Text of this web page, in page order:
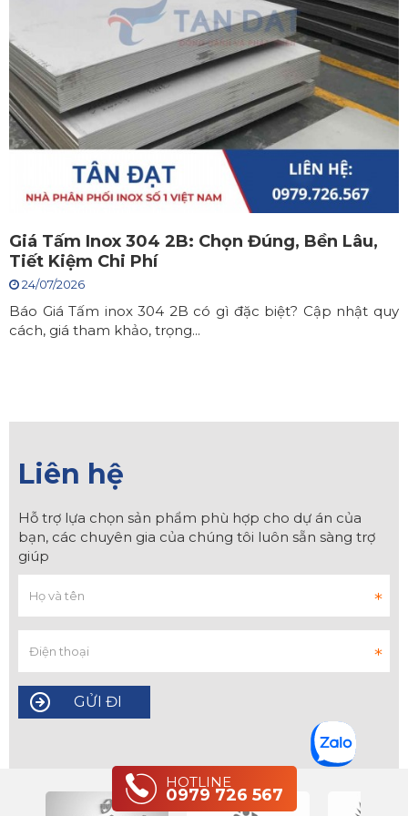
HOTLINE
0979 726 567
Giá Tấm Inox 304 2B: Chọn Đúng, Bền Lâu,
Tiết Kiệm Chi Phí
24/07/2026
Báo Giá Tấm inox 304 2B có gì đặc biệt? Cập nhật quy
cách, giá tham khảo, trọng...
Liên hệ
Hỗ trợ lựa chọn sản phẩm phù hợp cho dự án của
bạn, các chuyên gia của chúng tôi luôn sẵn sàng trợ
giúp